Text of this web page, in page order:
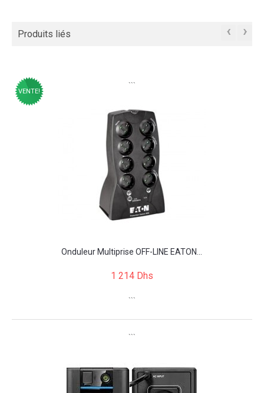
Produits liés ‹ ›
```
VENTE!
Onduleur Multiprise OFF-LINE EATON...
1 214 Dhs
```
```